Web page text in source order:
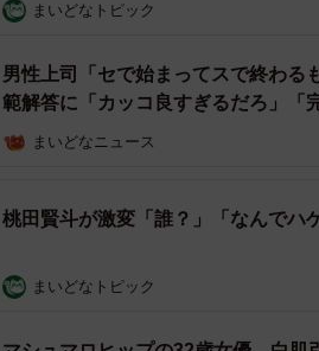
まいどなトピック
男性上司「セで始まってスで終わ
範解答に「カッコ良すぎるだろ」「
まいどなニュース
桃田賢斗が激変「誰？」「なんでハ
まいどなトピック